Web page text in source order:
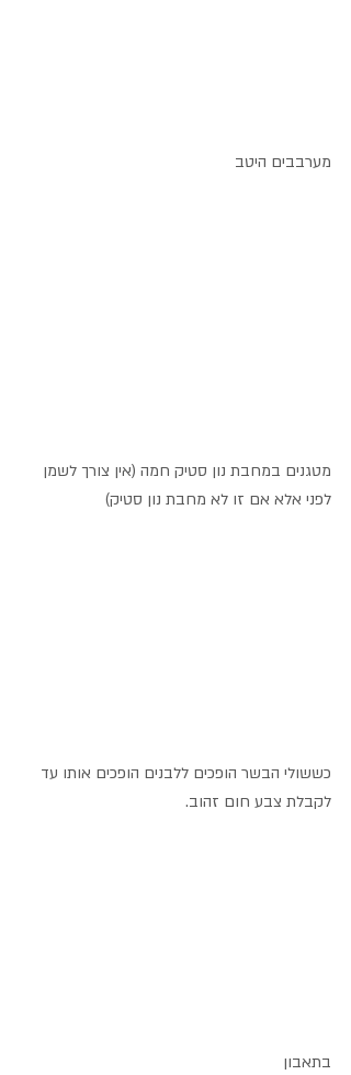
מערבבים היטב
מטגנים במחבת נון סטיק חמה (אין צורך לשמן
לפני אלא אם זו לא מחבת נון סטיק)
כששולי הבשר הופכים ללבנים הופכים אותו עד
לקבלת צבע חום זהוב.
בתאבון